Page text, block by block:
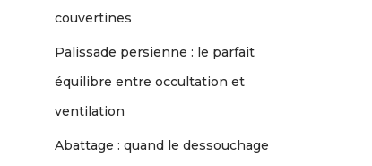
couvertines
Palissade persienne : le parfait
équilibre entre occultation et
ventilation
Abattage : quand le dessouchage